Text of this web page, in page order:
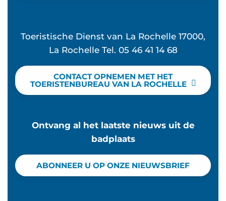
Toeristische Dienst van La Rochelle 17000,
La Rochelle Tel. 05 46 41 14 68
CONTACT OPNEMEN MET HET
TOERISTENBUREAU VAN LA ROCHELLE
Ontvang al het laatste nieuws uit de
badplaats
ABONNEER U OP ONZE NIEUWSBRIEF